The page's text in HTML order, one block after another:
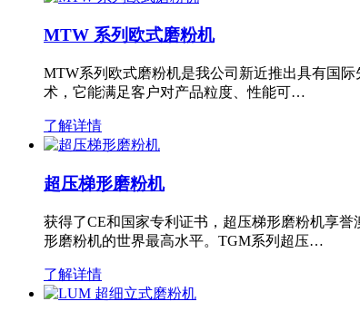
MTW 系列欧式磨粉机
MTW系列欧式磨粉机是我公司新近推出具有国
术，它能满足客户对产品粒度、性能可…
了解详情
超压梯形磨粉机
获得了CE和国家专利证书，超压梯形磨粉机享
形磨粉机的世界最高水平。TGM系列超压…
了解详情